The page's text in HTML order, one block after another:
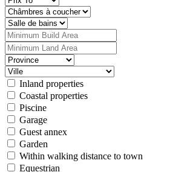
Inland properties
Coastal properties
Piscine
Garage
Guest annex
Garden
Within walking distance to town
Equestrian